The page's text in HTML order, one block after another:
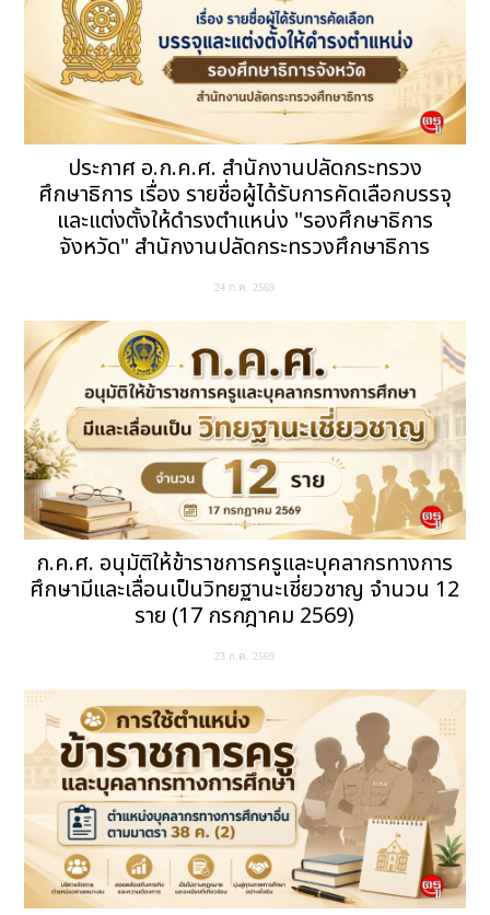
ประกาศ อ.ก.ค.ศ. สำนักงานปลัดกระทรวง
ศึกษาธิการ เรื่อง รายชื่อผู้ได้รับการคัดเลือกบรรจุ
และแต่งตั้งให้ดำรงตำแหน่ง "รองศึกษาธิการ
จังหวัด" สำนักงานปลัดกระทรวงศึกษาธิการ
24 ก.ค. 2569
ก.ค.ศ. อนุมัติให้ข้าราชการครูและบุคลากรทางการ
ศึกษามีและเลื่อนเป็นวิทยฐานะเชี่ยวชาญ จำนวน 12
ราย (17 กรกฎาคม 2569)
23 ก.ค. 2569